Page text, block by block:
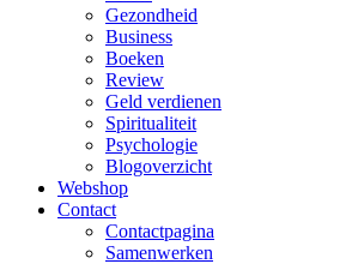
Gezondheid
Business
Boeken
Review
Geld verdienen
Spiritualiteit
Psychologie
Blogoverzicht
Webshop
Contact
Contactpagina
Samenwerken